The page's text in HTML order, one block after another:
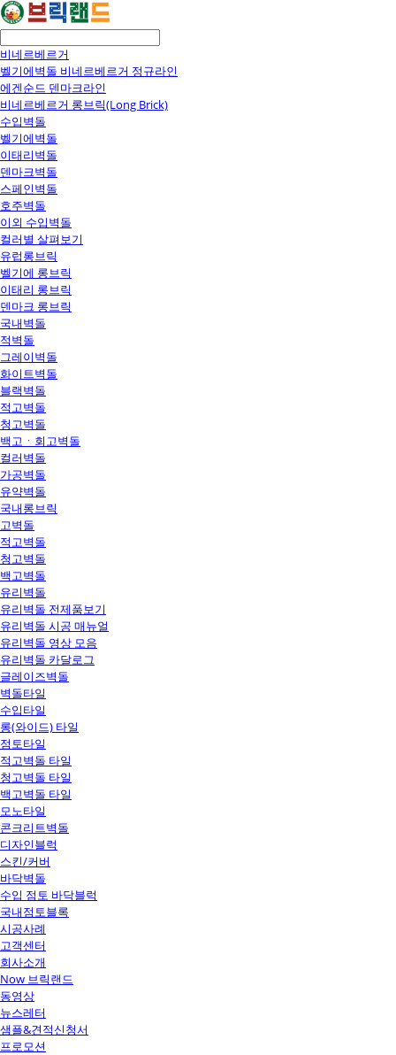
비네르베르거
벨기에벽돌 비네르베르거 정규라인
에겐순드 덴마크라인
비네르베르거 롱브릭(Long Brick)
수입벽돌
벨기에벽돌
이태리벽돌
덴마크벽돌
스페인벽돌
호주벽돌
이외 수입벽돌
컬러별 살펴보기
유럽롱브릭
벨기에 롱브릭
이태리 롱브릭
덴마크 롱브릭
국내벽돌
적벽돌
그레이벽돌
화이트벽돌
블랙벽돌
적고벽돌
청고벽돌
백고ㆍ회고벽돌
컬러벽돌
가공벽돌
유약벽돌
국내롱브릭
고벽돌
적고벽돌
청고벽돌
백고벽돌
유리벽돌
유리벽돌 전제품보기
유리벽돌 시공 매뉴얼
유리벽돌 영상 모음
유리벽돌 카달로그
글레이즈벽돌
벽돌타일
수입타일
롱(와이드) 타일
점토타일
적고벽돌 타일
청고벽돌 타일
백고벽돌 타일
모노타일
콘크리트벽돌
디자인블럭
스킨/커버
바닥벽돌
수입 점토 바닥블럭
국내점토블록
시공사례
고객센터
회사소개
Now 브릭랜드
동영상
뉴스레터
샘플&견적신청서
프로모션